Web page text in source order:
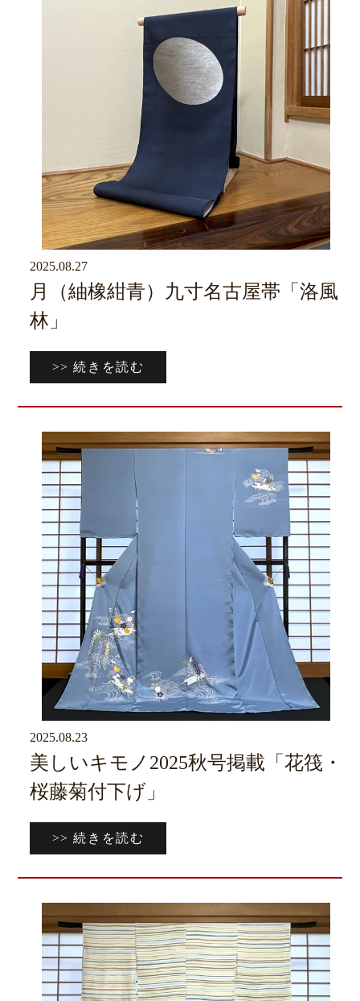
2025.08.27
月（紬橡紺青）九寸名古屋帯「洛風
林」
>> 続きを読む
2025.08.23
美しいキモノ2025秋号掲載「花筏・
桜藤菊付下げ」
>> 続きを読む